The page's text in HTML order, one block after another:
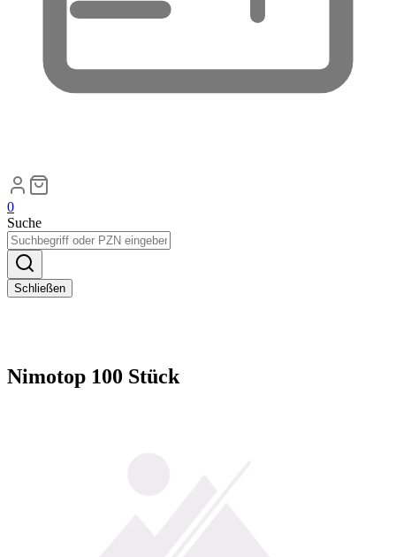
0
Suche
Schließen
Nimotop 100 Stück